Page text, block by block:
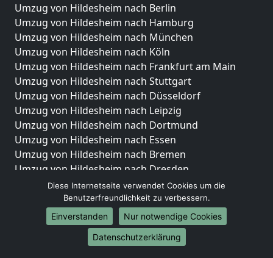
Umzug von Hildesheim nach Berlin
Umzug von Hildesheim nach Hamburg
Umzug von Hildesheim nach München
Umzug von Hildesheim nach Köln
Umzug von Hildesheim nach Frankfurt am Main
Umzug von Hildesheim nach Stuttgart
Umzug von Hildesheim nach Düsseldorf
Umzug von Hildesheim nach Leipzig
Umzug von Hildesheim nach Dortmund
Umzug von Hildesheim nach Essen
Umzug von Hildesheim nach Bremen
Umzug von Hildesheim nach Dresden
Umzug von Hildesheim nach Hannover
Umzug von Hildesheim nach Nürnberg
Umzug von Hildesheim nach Duisburg
Umzug von Hildesheim nach Bochum
Umzug von Hildesheim nach Wuppertal
Diese Internetseite verwendet Cookies um die
Benutzerfreundlichkeit zu verbessern.
Einverstanden
Nur notwendige Cookies
Datenschutzerklärung